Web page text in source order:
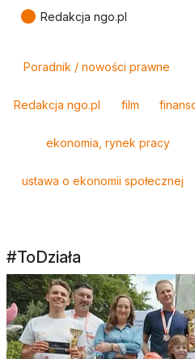
● Redakcja ngo.pl
Poradnik / nowości prawne
Redakcja ngo.pl film
ekonomia, rynek pracy
ustawa o ekonomii społecznej
#ToDziała